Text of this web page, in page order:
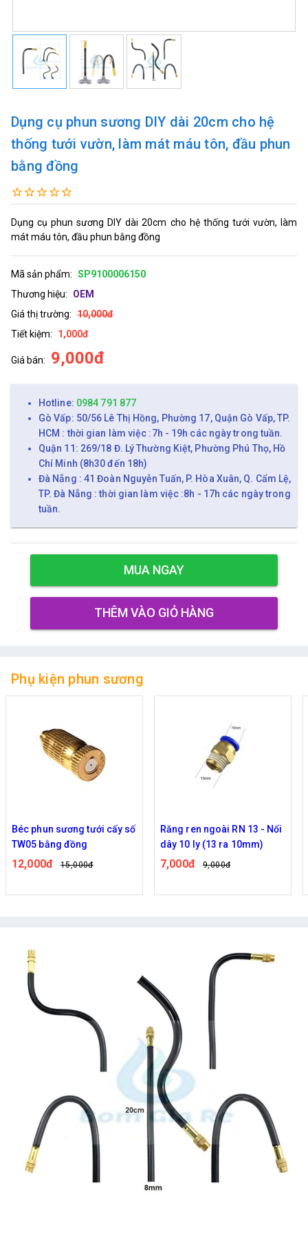
Dụng cụ phun sương DIY dài 20cm cho hệ
thống tưới vườn, làm mát máu tôn, đầu phun
bằng đồng
Dụng cụ phun sương DIY dài 20cm cho hệ thống tưới vườn, làm
mát máu tôn, đầu phun bằng đồng
Mã sản phẩm: SP9100006150
Thương hiệu:
OEM
Giá thị trường: 10,000đ
Tiết kiệm:
1,000đ
Giá bán: 9,000đ
Hotline: 0984 791 877
Gò Vấp: 50/56 Lê Thị Hồng, Phường 17, Quận Gò Vấp, TP.
HCM : thời gian làm việc :7h - 19h các ngày trong tuần.
Quận 11: 269/18 Đ. Lý Thường Kiệt, Phường Phú Thọ, Hồ
Chí Minh (8h30 đến 18h)
Đà Nẵng : 41 Đoàn Nguyễn Tuấn, P. Hòa Xuân, Q. Cẩm Lệ,
TP. Đà Nẵng : thời gian làm việc :8h - 17h các ngày trong
tuần.
MUA NGAY
THÊM VÀO GIỎ HÀNG
Phụ kiện phun sương
Béc phun sương tưới cấy số
TW05 bằng đồng
12,000đ 15,000đ
Răng ren ngoài RN 13 - Nối
dây 10 ly (13 ra 10mm)
7,000đ 9,000đ